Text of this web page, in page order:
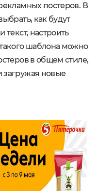
постеров. В
как будут
текст, настроить
шаблона можно
в общем стиле,
новые